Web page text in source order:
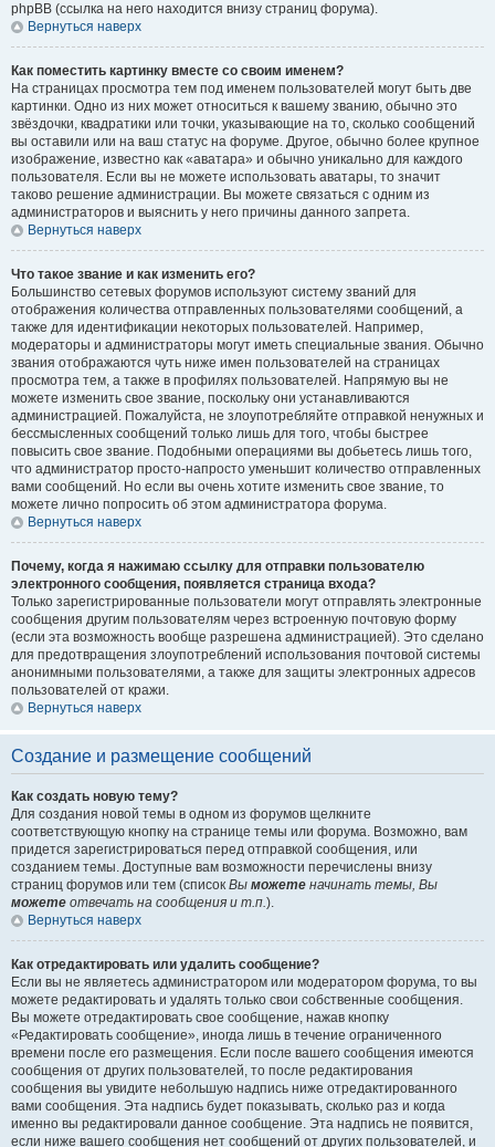
phpBB (ссылка на него находится внизу страниц форума).
Вернуться наверх
Как поместить картинку вместе со своим именем?
На страницах просмотра тем под именем пользователей могут быть две
картинки. Одно из них может относиться к вашему званию, обычно это
звёздочки, квадратики или точки, указывающие на то, сколько сообщений
вы оставили или на ваш статус на форуме. Другое, обычно более крупное
изображение, известно как «аватара» и обычно уникально для каждого
пользователя. Если вы не можете использовать аватары, то значит
таково решение администрации. Вы можете связаться с одним из
администраторов и выяснить у него причины данного запрета.
Вернуться наверх
Что такое звание и как изменить его?
Большинство сетевых форумов используют систему званий для
отображения количества отправленных пользователями сообщений, а
также для идентификации некоторых пользователей. Например,
модераторы и администраторы могут иметь специальные звания. Обычно
звания отображаются чуть ниже имен пользователей на страницах
просмотра тем, а также в профилях пользователей. Напрямую вы не
можете изменить свое звание, поскольку они устанавливаются
администрацией. Пожалуйста, не злоупотребляйте отправкой ненужных и
бессмысленных сообщений только лишь для того, чтобы быстрее
повысить свое звание. Подобными операциями вы добьетесь лишь того,
что администратор просто-напросто уменьшит количество отправленных
вами сообщений. Но если вы очень хотите изменить свое звание, то
можете лично попросить об этом администратора форума.
Вернуться наверх
Почему, когда я нажимаю ссылку для отправки пользователю
электронного сообщения, появляется страница входа?
Только зарегистрированные пользователи могут отправлять электронные
сообщения другим пользователям через встроенную почтовую форму
(если эта возможность вообще разрешена администрацией). Это сделано
для предотвращения злоупотреблений использования почтовой системы
анонимными пользователями, а также для защиты электронных адресов
пользователей от кражи.
Вернуться наверх
Создание и размещение сообщений
Как создать новую тему?
Для создания новой темы в одном из форумов щелкните
соответствующую кнопку на странице темы или форума. Возможно, вам
придется зарегистрироваться перед отправкой сообщения, или
созданием темы. Доступные вам возможности перечислены внизу
страниц форумов или тем (список Вы можете начинать темы, Вы
можете отвечать на сообщения и т.п.).
Вернуться наверх
Как отредактировать или удалить сообщение?
Если вы не являетесь администратором или модератором форума, то вы
можете редактировать и удалять только свои собственные сообщения.
Вы можете отредактировать свое сообщение, нажав кнопку
«Редактировать сообщение», иногда лишь в течение ограниченного
времени после его размещения. Если после вашего сообщения имеются
сообщения от других пользователей, то после редактирования
сообщения вы увидите небольшую надпись ниже отредактированного
вами сообщения. Эта надпись будет показывать, сколько раз и когда
именно вы редактировали данное сообщение. Эта надпись не появится,
если ниже вашего сообщения нет сообщений от других пользователей, и